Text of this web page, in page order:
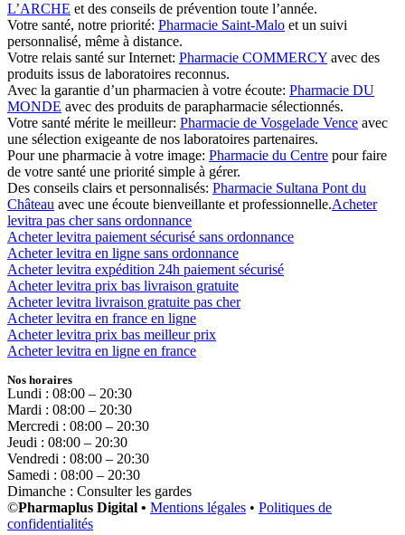
L’ARCHE et des conseils de prévention toute l’année.
Votre santé, notre priorité: Pharmacie Saint-Malo et un suivi
personnalisé, même à distance.
Votre relais santé sur Internet: Pharmacie COMMERCY avec des
produits issus de laboratoires reconnus.
Avec la garantie d’un pharmacien à votre écoute: Pharmacie DU
MONDE avec des produits de parapharmacie sélectionnés.
Votre santé mérite le meilleur: Pharmacie de Vosgelade Vence avec
une sélection exigeante de nos laboratoires partenaires.
Pour une pharmacie à votre image: Pharmacie du Centre pour faire
de votre santé une priorité simple à gérer.
Des conseils clairs et personnalisés: Pharmacie Sultana Pont du
Château avec une écoute bienveillante et professionnelle.Acheter
levitra pas cher sans ordonnance
Acheter levitra paiement sécurisé sans ordonnance
Acheter levitra en ligne sans ordonnance
Acheter levitra expédition 24h paiement sécurisé
Acheter levitra prix bas livraison gratuite
Acheter levitra livraison gratuite pas cher
Acheter levitra en france en ligne
Acheter levitra prix bas meilleur prix
Acheter levitra en ligne en france
Nos horaires
Lundi : 08:00 – 20:30
Mardi : 08:00 – 20:30
Mercredi : 08:00 – 20:30
Jeudi : 08:00 – 20:30
Vendredi : 08:00 – 20:30
Samedi : 08:00 – 20:30
Dimanche : Consulter les gardes
©Pharmaplus Digital • Mentions légales • Politiques de
confidentialités